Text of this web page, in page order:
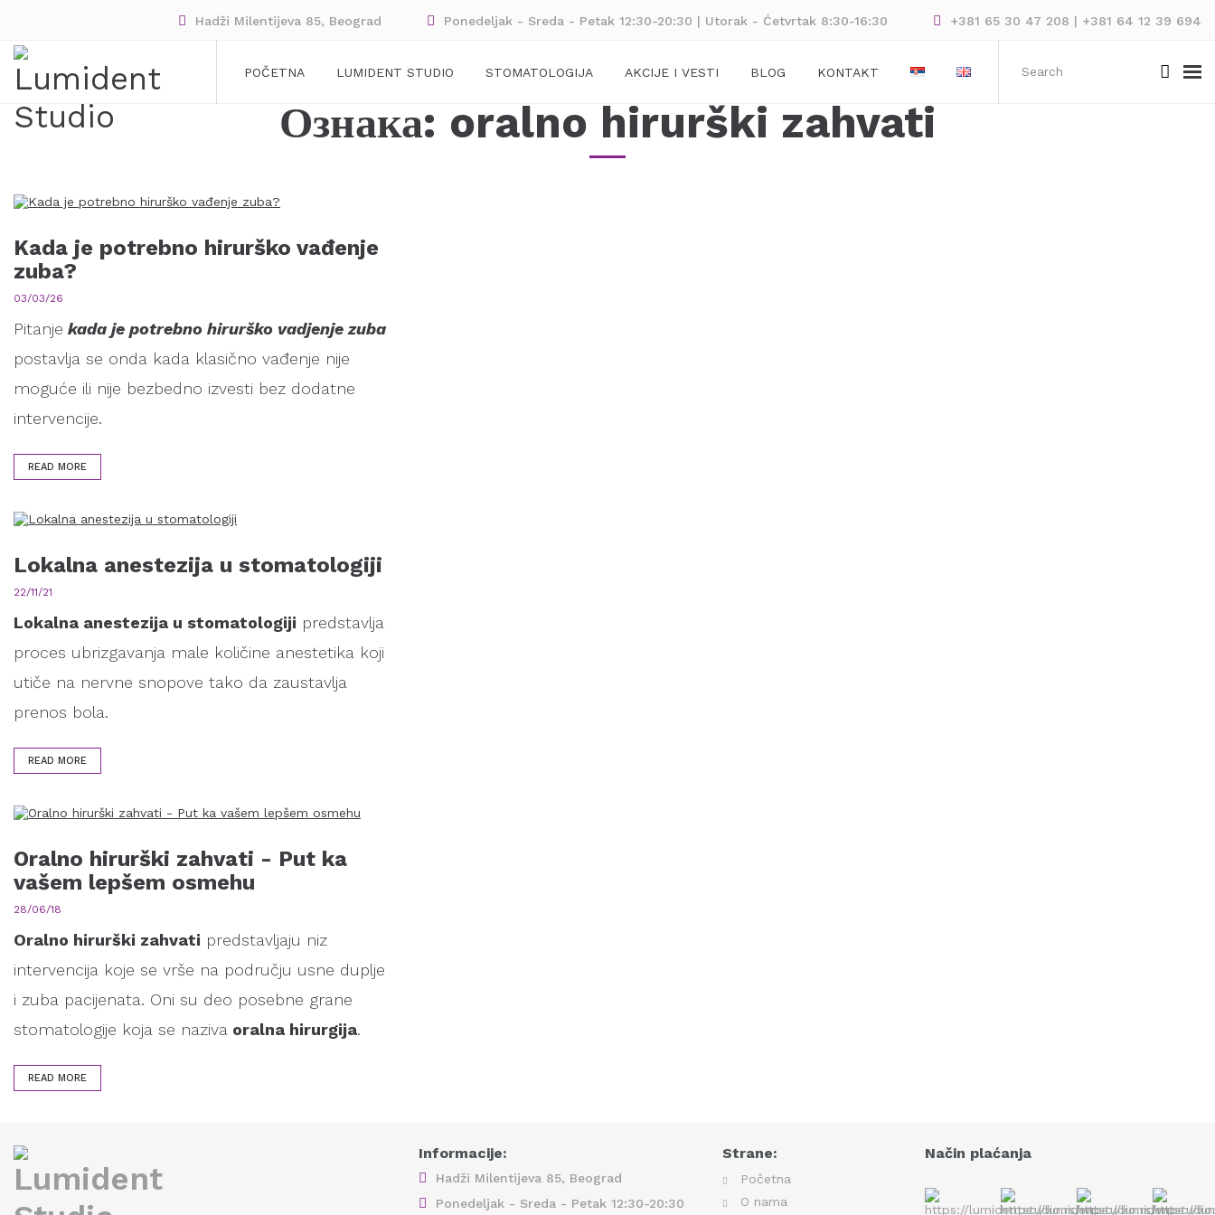
Hadži Milentijeva 85, Beograd Ponedeljak - Sreda - Petak 12:30-20:30 | Utorak - Ćetvrtak 8:30-16:30 +381 65 30 47 208 | +381 64 12 39 694
POČETNA LUMIDENT STUDIO STOMATOLOGIJA AKCIJE I VESTI BLOG KONTAKT
Ознака: oralno hirurški zahvati
Kada je potrebno hirurško vađenje
zuba?
03/03/26
Pitanje kada je potrebno hirurško vadjenje zuba
postavlja se onda kada klasično vađenje nije
moguće ili nije bezbedno izvesti bez dodatne
intervencije.
READ MORE
Lokalna anestezija u stomatologiji
22/11/21
Lokalna anestezija u stomatologiji predstavlja
proces ubrizgavanja male količine anestetika koji
utiče na nervne snopove tako da zaustavlja
prenos bola.
READ MORE
Oralno hirurški zahvati - Put ka
vašem lepšem osmehu
28/06/18
Oralno hirurški zahvati predstavljaju niz
intervencija koje se vrše na području usne duplje
i zuba pacijenata. Oni su deo posebne grane
stomatologije koja se naziva oralna hirurgija.
READ MORE
Informacije:
Hadži Milentijeva 85, Beograd
Ponedeljak - Sreda - Petak 12:30-20:30
Strane:
Početna
O nama
Način plaćanja